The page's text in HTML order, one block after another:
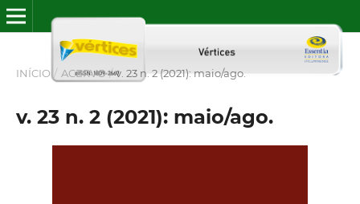
INÍCIO / ACERVO / v. 23 n. 2 (2021): maio/ago.
v. 23 n. 2 (2021): maio/ago.